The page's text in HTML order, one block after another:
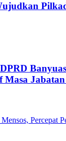
Jabatan